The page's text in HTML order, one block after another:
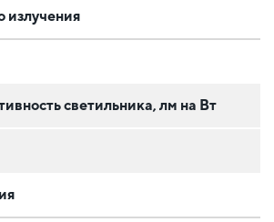
излучения
светильника, лм на Вт